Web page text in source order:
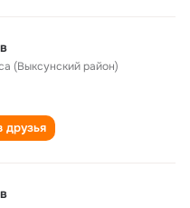
(Выксунский район)
друзья